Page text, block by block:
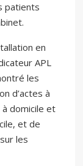
patients
en
APL
les
d’actes à
domicile et
et de
les